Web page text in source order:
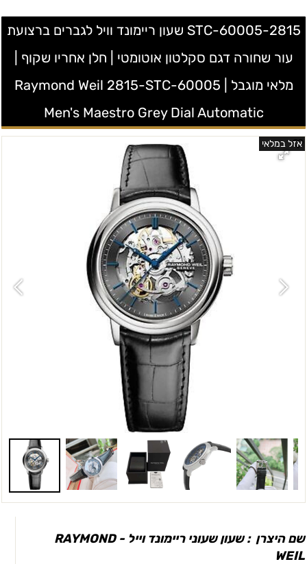
2815-STC-60005 שעון ריימונד וויל לגברים ברצועת
עור שחורה דגם סקלטון אוטומטי | חלן אחריו שקוף |
מלאי מוגבל | Raymond Weil 2815-STC-60005
Men's Maestro Grey Dial Automatic
אזל במלאי
שם היצרן : שעון שעוני ריימונד וייל - RAYMOND
WEIL